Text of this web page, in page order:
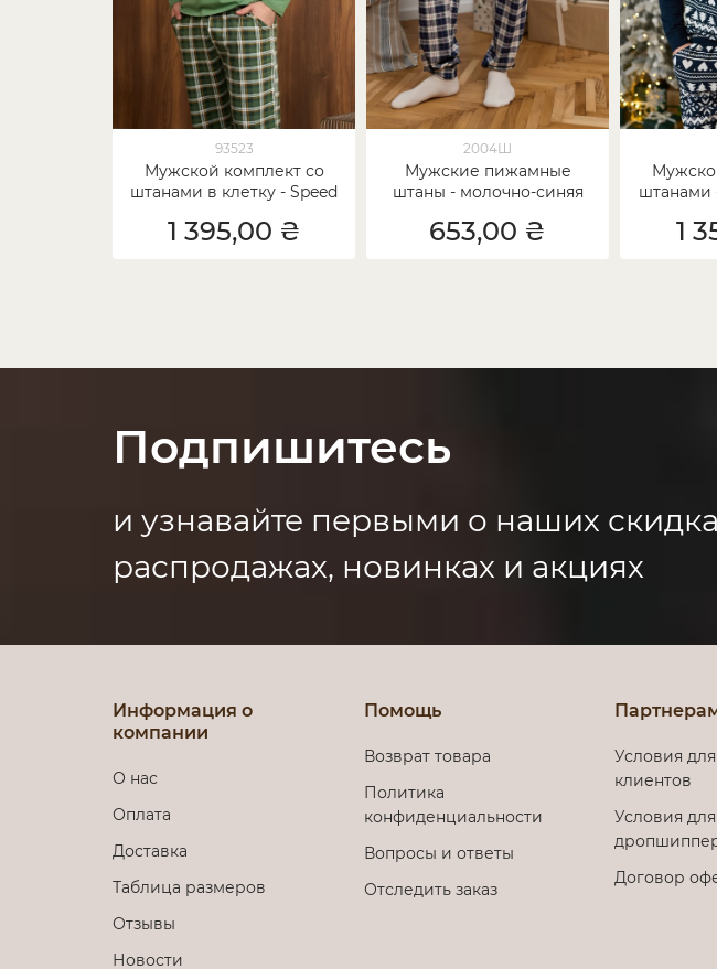
93523
Мужской комплект со
штанами в клетку - Speed
1 395,00 ₴
2004Ш
Мужские пижамные
штаны - молочно-синяя
653,00 ₴
штанами
1
Подпишитесь
и узнавайте первыми о наших
распродажах, новинках и акциях
Информация о
компании
О нас
Оплата
Доставка
Таблица размеров
Отзывы
Новости
Помощь
Возврат товара
Политика
конфиденциальности
Вопросы и ответы
Отследить заказ
Условия
клиентов
Условия для
Договор